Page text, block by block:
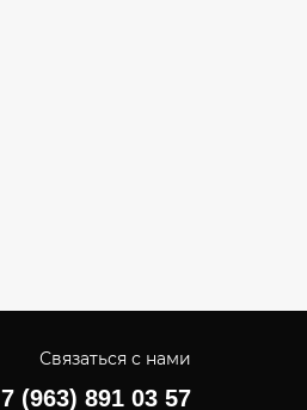
Связаться с нами
7 (963) 891 03 57